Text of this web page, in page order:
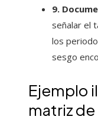
9.
señalar el
los
sesgo
Ejemplo
matriz